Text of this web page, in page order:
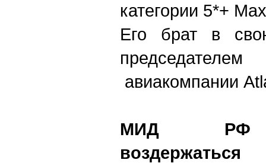
категории 5*+
Его брат в
авиакомпании
МИД РФ